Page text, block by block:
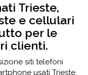
Trieste,
e cellulari
per le
clienti.
siti telefoni
usati Trieste,